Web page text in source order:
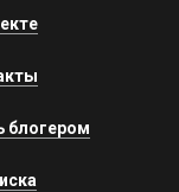
блогером